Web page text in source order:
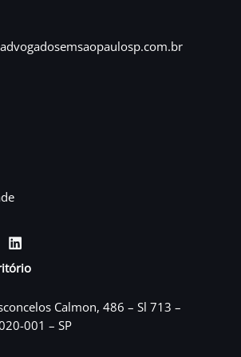
Calmon, 486 – Sl 713 –
001 – SP